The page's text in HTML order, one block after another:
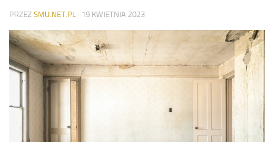
PRZEZ SMU.NET.PL · 19 KWIETNIA 2023